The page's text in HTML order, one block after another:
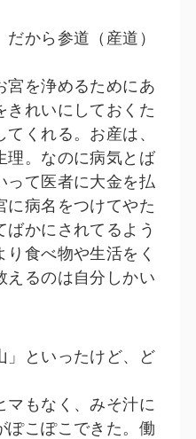
から参道（産道）
宮を浄めるためにあ
きれいにしておくた
くれる。お産は、
理。なのに病気とば
って医者に大金を払
に病名をつけてやた
ばかにされてるよう
食べ物や生活をく
えるのは自分しかい
」といったけど、ど
マもなく、みそ汁に
ぽこぽこできた。働